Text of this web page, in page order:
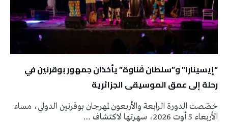
“إيسينارا” و”سلطان ڤناوة” يأخذان جمهور بوقرنين في
رحلة إلى عمق الموسيقى الجزائرية
خصّصت الدورة الرابعة والأربعون لمهرجان بوقرنين الدولي، مساء
الأربعاء 5 أوت 2026، سهرتها لاكتشاف …